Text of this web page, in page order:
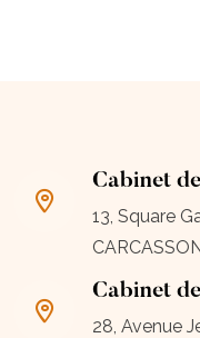
Cabinet
13, Square
Cabinet
28, Avenue